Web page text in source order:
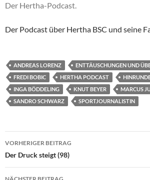
Der Hertha-Podcast.
Der Podcast über Hertha BSC und seine
ANDREAS LORENZ
ENTTÄUSCHUNGEN UND
FREDI BOBIC
HERTHA PODCAST
INGA BÖDDELING
KNUT BEYER
MARCUS
SANDRO SCHWARZ
SPORTJOURNALISTIN
Beitragsnavigation
VORHERIGER BEITRAG
Der Druck steigt (98)